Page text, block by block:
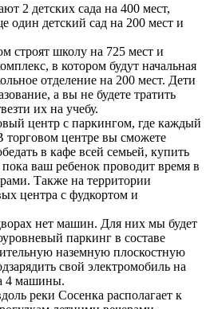
2 детских сада на 400 мест,
один детский сад на 200 мест и
строят школу на 725 мест и
в котором будут начальная
отделение на 200 мест. Дети
а вы не будете тратить
их на учебу.
центр с паркингом, где каждый
торговом центре вы сможете
в кафе всей семьей, купить
ваш ребенок проводит время в
Также на территории
центра с фудкортом и
нет машин. Для них мы будет
паркинг в составе
наземную плоскостную
свой электромобиль на
4 машины.
реки Сосенка располагает к